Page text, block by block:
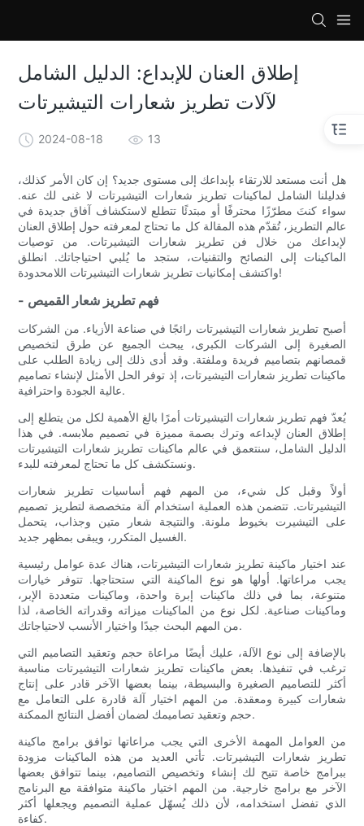
إطلاق العنان للإبداع: الدليل الشامل
لآلات تطريز شعارات التيشيرتات
2024-08-18 13
هل أنت مستعد للارتقاء بإبداعك إلى مستوى جديد؟ إن كان الأمر كذلك،
فدليلنا الشامل لماكينات تطريز شعارات التيشيرتات لا غنى لك عنه.
سواء كنتَ مطرّزًا محترفًا أو مبتدئًا تتطلع لاستكشاف آفاق جديدة في
عالم التطريز، تُقدّم هذه المقالة كل ما تحتاج لمعرفته حول إطلاق العنان
لإبداعك من خلال فن تطريز شعارات التيشيرتات. من توصيات
الماكينات إلى النصائح والتقنيات، ستجد ما يُلبي احتياجاتك. انطلق
واكتشف إمكانيات تطريز شعارات التيشيرتات اللامحدودة!
- فهم تطريز شعار القميص
أصبح تطريز شعارات التيشيرتات رائجًا في صناعة الأزياء. من الشركات
الصغيرة إلى الشركات الكبرى، يبحث الجميع عن طرق لتخصيص
قمصانهم بتصاميم فريدة وملفتة. وقد أدى ذلك إلى زيادة الطلب على
ماكينات تطريز شعارات التيشيرتات، إذ توفر الحل الأمثل لإنشاء تصاميم
عالية الجودة واحترافية.
يُعدّ فهم تطريز شعارات التيشيرتات أمرًا بالغ الأهمية لكل من يتطلع إلى
إطلاق العنان لإبداعه وترك بصمة مميزة في تصميم ملابسه. في هذا
الدليل الشامل، سنتعمق في عالم ماكينات تطريز شعارات التيشيرتات
ونستكشف كل ما تحتاج لمعرفته للبدء.
أولاً وقبل كل شيء، من المهم فهم أساسيات تطريز شعارات
التيشيرتات. تتضمن هذه العملية استخدام آلة متخصصة لتطريز تصميم
على التيشيرت بخيوط ملونة. والنتيجة شعار متين وجذاب، يتحمل
الغسيل المتكرر، ويبقى بمظهر جديد.
عند اختيار ماكينة تطريز شعارات التيشيرتات، هناك عدة عوامل رئيسية
يجب مراعاتها. أولها هو نوع الماكينة التي ستحتاجها. تتوفر خيارات
متنوعة، بما في ذلك ماكينات إبرة واحدة، وماكينات متعددة الإبر،
وماكينات صناعية. لكل نوع من الماكينات ميزاته وقدراته الخاصة، لذا
من المهم البحث جيدًا واختيار الأنسب لاحتياجاتك.
بالإضافة إلى نوع الآلة، عليك أيضًا مراعاة حجم وتعقيد التصاميم التي
ترغب في تنفيذها. بعض ماكينات تطريز شعارات التيشيرتات مناسبة
أكثر للتصاميم الصغيرة والبسيطة، بينما بعضها الآخر قادر على إنتاج
شعارات كبيرة ومعقدة. من المهم اختيار آلة قادرة على التعامل مع
حجم وتعقيد تصاميمك لضمان أفضل النتائج الممكنة.
من العوامل المهمة الأخرى التي يجب مراعاتها توافق برامج ماكينة
تطريز شعارات التيشيرتات. تأتي العديد من هذه الماكينات مزودة
ببرامج خاصة تتيح لك إنشاء وتخصيص التصاميم، بينما تتوافق بعضها
الآخر مع برامج خارجية. من المهم اختيار ماكينة متوافقة مع البرنامج
الذي تفضل استخدامه، لأن ذلك يُسهّل عملية التصميم ويجعلها أكثر
كفاءة.